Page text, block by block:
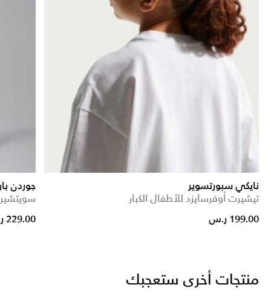
نايكي سبورتسوير
تيشيرت أوفرسايزد للأطفال الكبار
199.00 ر.س
جوردن
from
to229.00 ر.س
منتجات أخرى ستعجبك